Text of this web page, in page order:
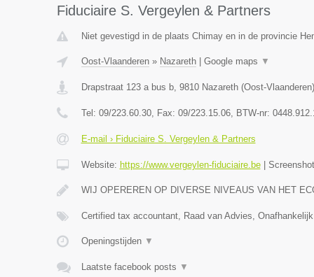
Fiduciaire S. Vergeylen & Partners
Niet gevestigd in de plaats Chimay en in de provincie
Oost-Vlaanderen» Nazareth| Google maps ▼
Drapstraat 123 a bus b, 9810 Nazareth(Oost-Vlaanderen)
Tel: 09/223.60.30, Fax: 09/223.15.06, BTW-nr:
E-mail › Fiduciaire S. Vergeylen & Partners
Website: https://www.vergeylen-fiduciaire.be| Screenshot
WIJ OPEREREN OP DIVERSE NIVEAUS VAN HET
Certified tax accountant, Raad van Advies,
Openingstijden ▼
Laatste facebook posts ▼